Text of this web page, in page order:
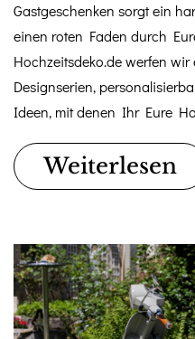
Gastgeschenken sorgt ein
einen roten Faden durch
Hochzeitsdeko.de werfen
Designserien,
Ideen, mit denen Ihr Eure
Weiterlesen